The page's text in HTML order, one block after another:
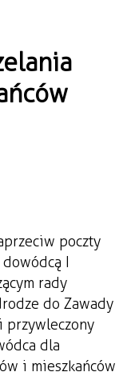
poczty
dowódcą I
rady
do Zawady
przywleczony
dla
i mieszkańców